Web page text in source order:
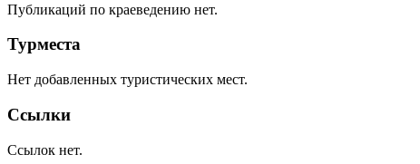
Публикаций по краеведению нет.
Турместа
Нет добавленных туристических мест.
Ссылки
Ссылок нет.